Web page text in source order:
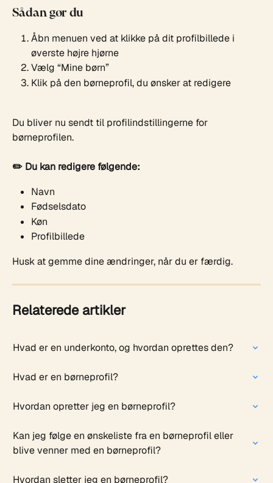
Sådan gør du
Åbn menuen ved at klikke på dit profilbillede i
øverste højre hjørne
Vælg “Mine børn”
Klik på den børneprofil, du ønsker at redigere
Du bliver nu sendt til profilindstillingerne for
børneprofilen.
✏️ Du kan redigere følgende:
Navn
Fødselsdato
Køn
Profilbillede
Husk at gemme dine ændringer, når du er færdig.
Relaterede artikler
Hvad er en underkonto, og hvordan oprettes den?
Hvad er en børneprofil?
Hvordan opretter jeg en børneprofil?
Kan jeg følge en ønskeliste fra en børneprofil eller
blive venner med en børneprofil?
Hvordan sletter jeg en børneprofil?